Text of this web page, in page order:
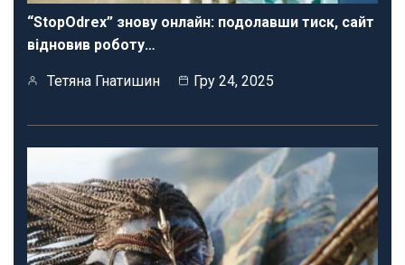
“StopOdrex” знову онлайн: подолавши тиск, сайт
відновив роботу…
Тетяна Гнатишин Гру 24, 2025